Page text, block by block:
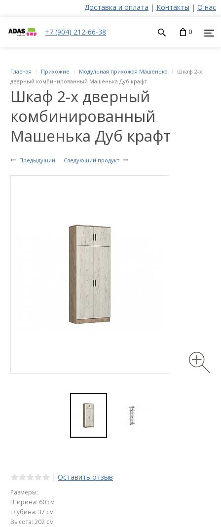
Доставка и оплата | Контакты | О нас
+7 (904) 212-66-38 0
Шкаф 2-х дверный
комбинированный
Машенька Дуб крафт
Предыдущий Следующий продукт
Главная Прихожие Модульная прихожая Машенька
Шкаф 2-х
дверный комбинированный Машенька Дуб крафт
| Оставить отзыв
Размеры:
Ширина: 60 см
Глубина: 37 см
Высота: 202 см